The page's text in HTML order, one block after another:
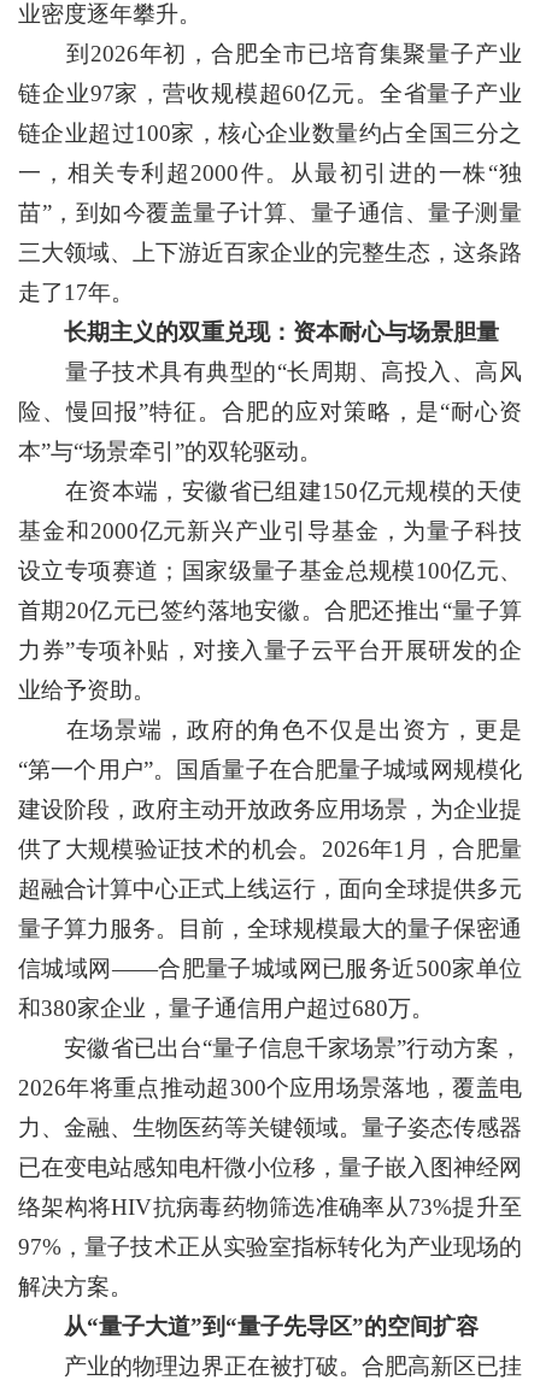
业密度逐年攀升。
到2026年初，合肥全市已培育集聚量子产业
链企业97家，营收规模超60亿元。全省量子产业
链企业超过100家，核心企业数量约占全国三分之
一，相关专利超2000件。从最初引进的一株“独
苗”，到如今覆盖量子计算、量子通信、量子测量
三大领域、上下游近百家企业的完整生态，这条路
走了17年。
长期主义的双重兑现：资本耐心与场景胆量
量子技术具有典型的“长周期、高投入、高风
险、慢回报”特征。合肥的应对策略，是“耐心资
本”与“场景牵引”的双轮驱动。
在资本端，安徽省已组建150亿元规模的天使
基金和2000亿元新兴产业引导基金，为量子科技
设立专项赛道；国家级量子基金总规模100亿元、
首期20亿元已签约落地安徽。合肥还推出“量子算
力券”专项补贴，对接入量子云平台开展研发的企
业给予资助。
在场景端，政府的角色不仅是出资方，更是
“第一个用户”。国盾量子在合肥量子城域网规模化
建设阶段，政府主动开放政务应用场景，为企业提
供了大规模验证技术的机会。2026年1月，合肥量
超融合计算中心正式上线运行，面向全球提供多元
量子算力服务。目前，全球规模最大的量子保密通
信城域网——合肥量子城域网已服务近500家单位
和380家企业，量子通信用户超过680万。
安徽省已出台“量子信息千家场景”行动方案，
2026年将重点推动超300个应用场景落地，覆盖电
力、金融、生物医药等关键领域。量子姿态传感器
已在变电站感知电杆微小位移，量子嵌入图神经网
络架构将HIV抗病毒药物筛选准确率从73%提升至
97%，量子技术正从实验室指标转化为产业现场的
解决方案。
从“量子大道”到“量子先导区”的空间扩容
产业的物理边界正在被打破。合肥高新区已挂